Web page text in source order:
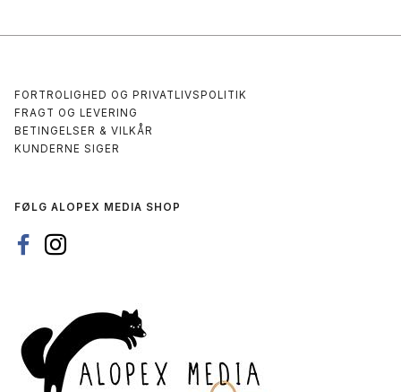
FORTROLIGHED OG PRIVATLIVSPOLITIK
FRAGT OG LEVERING
BETINGELSER & VILKÅR
KUNDERNE SIGER
FØLG ALOPEX MEDIA SHOP